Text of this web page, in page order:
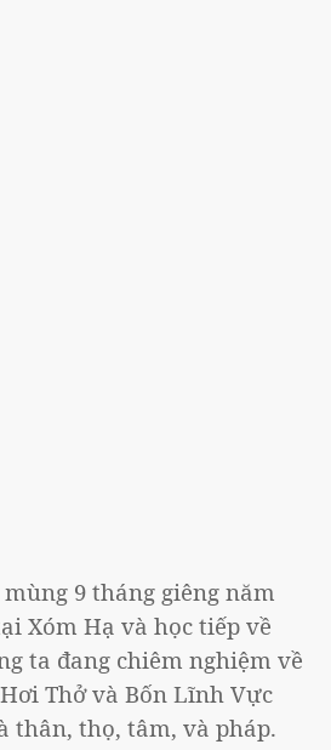
9 tháng giêng năm
Xóm Hạ và học tiếp về
ta đang chiêm nghiệm về
Thở và Bốn Lĩnh Vực
thân, thọ, tâm, và pháp.